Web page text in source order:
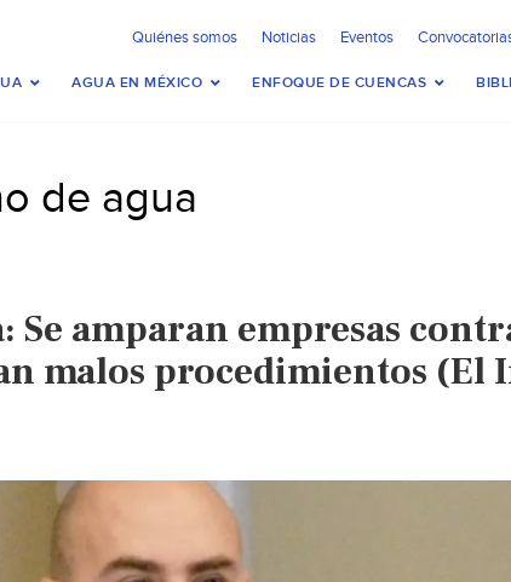
Quiénes somos Noticias Eventos
AGUA EN MÉXICO ENFOQUE DE CUENCAS
de agua
Se amparan empresas
malos procedimientos (El